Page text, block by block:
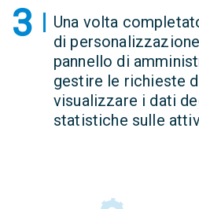
3
Una volta
di
pannello di
gestire le richieste
visualizzare i dati
statistiche sulle